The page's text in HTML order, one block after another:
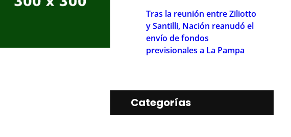
Tras la reunión entre Ziliotto
y Santilli, Nación reanudó el
envío de fondos
previsionales a La Pampa
Categorías